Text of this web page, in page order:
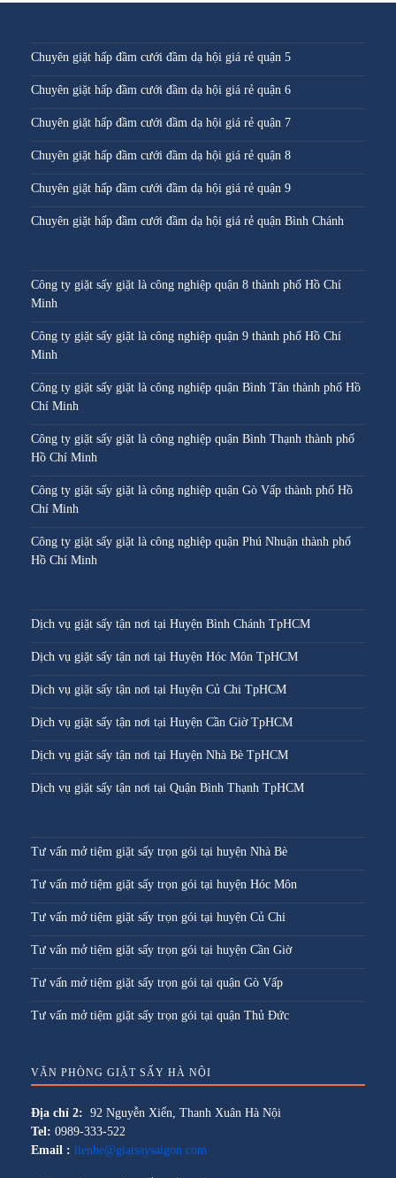
Chuyên giặt hấp đầm cưới đầm dạ hội giá rẻ quận 5
Chuyên giặt hấp đầm cưới đầm dạ hội giá rẻ quận 6
Chuyên giặt hấp đầm cưới đầm dạ hội giá rẻ quận 7
Chuyên giặt hấp đầm cưới đầm dạ hội giá rẻ quận 8
Chuyên giặt hấp đầm cưới đầm dạ hội giá rẻ quận 9
Chuyên giặt hấp đầm cưới đầm dạ hội giá rẻ quận Bình Chánh
Công ty giặt sấy giặt là công nghiệp quận 8 thành phố Hồ Chí
Minh
Công ty giặt sấy giặt là công nghiệp quận 9 thành phố Hồ Chí
Minh
Công ty giặt sấy giặt là công nghiệp quận Bình Tân thành phố Hồ
Chí Minh
Công ty giặt sấy giặt là công nghiệp quận Bình Thạnh thành phố
Hồ Chí Minh
Công ty giặt sấy giặt là công nghiệp quận Gò Vấp thành phố Hồ
Chí Minh
Công ty giặt sấy giặt là công nghiệp quận Phú Nhuận thành phố
Hồ Chí Minh
Dịch vụ giặt sấy tận nơi tại Huyện Bình Chánh TpHCM
Dịch vụ giặt sấy tận nơi tại Huyện Hóc Môn TpHCM
Dịch vụ giặt sấy tận nơi tại Huyện Củ Chi TpHCM
Dịch vụ giặt sấy tận nơi tại Huyện Cần Giờ TpHCM
Dịch vụ giặt sấy tận nơi tại Huyện Nhà Bè TpHCM
Dịch vụ giặt sấy tận nơi tại Quận Bình Thạnh TpHCM
Tư vấn mở tiệm giặt sấy trọn gói tại huyện Nhà Bè
Tư vấn mở tiệm giặt sấy trọn gói tại huyện Hóc Môn
Tư vấn mở tiệm giặt sấy trọn gói tại huyện Củ Chi
Tư vấn mở tiệm giặt sấy trọn gói tại huyện Cần Giờ
Tư vấn mở tiệm giặt sấy trọn gói tại quận Gò Vấp
Tư vấn mở tiệm giặt sấy trọn gói tại quận Thủ Đức
VĂN PHÒNG GIẶT SẤY HÀ NỘI
Địa chỉ 2: 92 Nguyễn Xiển, Thanh Xuân Hà Nội
Tel: 0989-333-522
Email : lienhe@giatsaysaigon.com